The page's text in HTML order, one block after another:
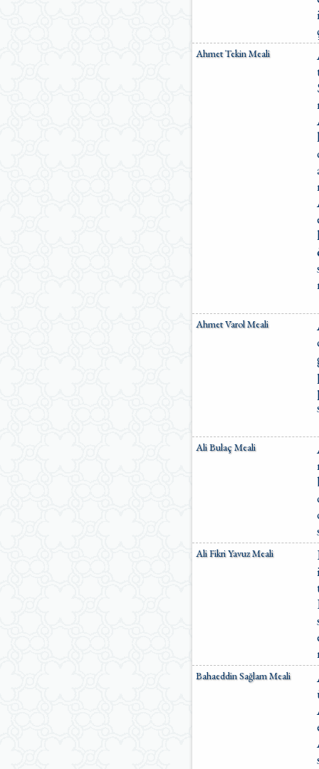
Ahmet Tekin Meali
Ahmet Varol Meali
Ali Bulaç Meali
Ali Fikri Yavuz Meali
Bahaeddin Sağlam Meali